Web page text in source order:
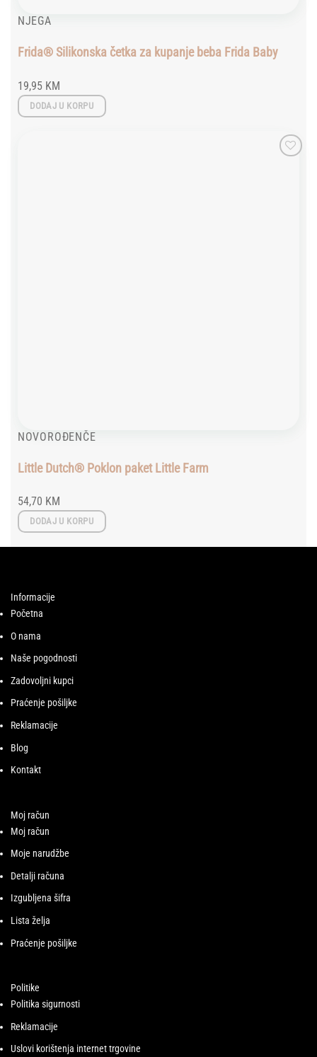
NJEGA
Frida® Silikonska četka za kupanje beba Frida Baby
19,95 KM
DODAJ U KORPU
NOVOROĐENČE
Little Dutch® Poklon paket Little Farm
54,70 KM
DODAJ U KORPU
Informacije
Početna
O nama
Naše pogodnosti
Zadovoljni kupci
Praćenje pošiljke
Reklamacije
Blog
Kontakt
Moj račun
Moj račun
Moje narudžbe
Detalji računa
Izgubljena šifra
Lista želja
Praćenje pošiljke
Politike
Politika sigurnosti
Reklamacije
Uslovi korištenja internet trgovine